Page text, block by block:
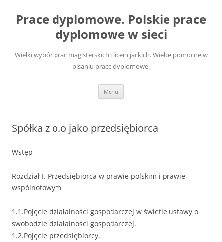
treści
Prace dyplomowe. Polskie prace
dyplomowe w sieci
Wielki wybór prac magisterskich i licencjackich. Wielce pomocne w
pisaniu prace dyplomowe.
Menu
Spółka z o.o jako przedsiębiorca
Wstęp
Rozdział I. Przedsiębiorca w prawie polskim i prawie
wspólnotowym
1.1.Pojęcie działalności gospodarczej w świetle ustawy o
swobodzie działalności gospodarczej.
1.2.Pojęcie przedsiębiorcy.